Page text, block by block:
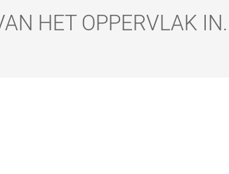
HET OPPERVLAK IN.